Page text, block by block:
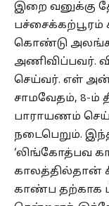
இறை வனுக்கு
கொண்டு
அணிவிப்பவர்.
செய்வர். எள்
சாமவேதம், 8-ம்
பாராயணம்
நடைபெறும்.
‘லிங்கோத்பவ
காலத்தில்தான்
காண்ப தற்காக